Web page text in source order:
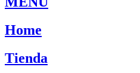
Home
Tienda